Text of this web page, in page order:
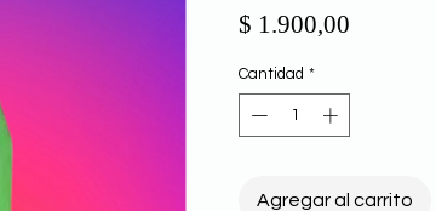
$ 1.900,00
Cantidad *
Agregar al carrito